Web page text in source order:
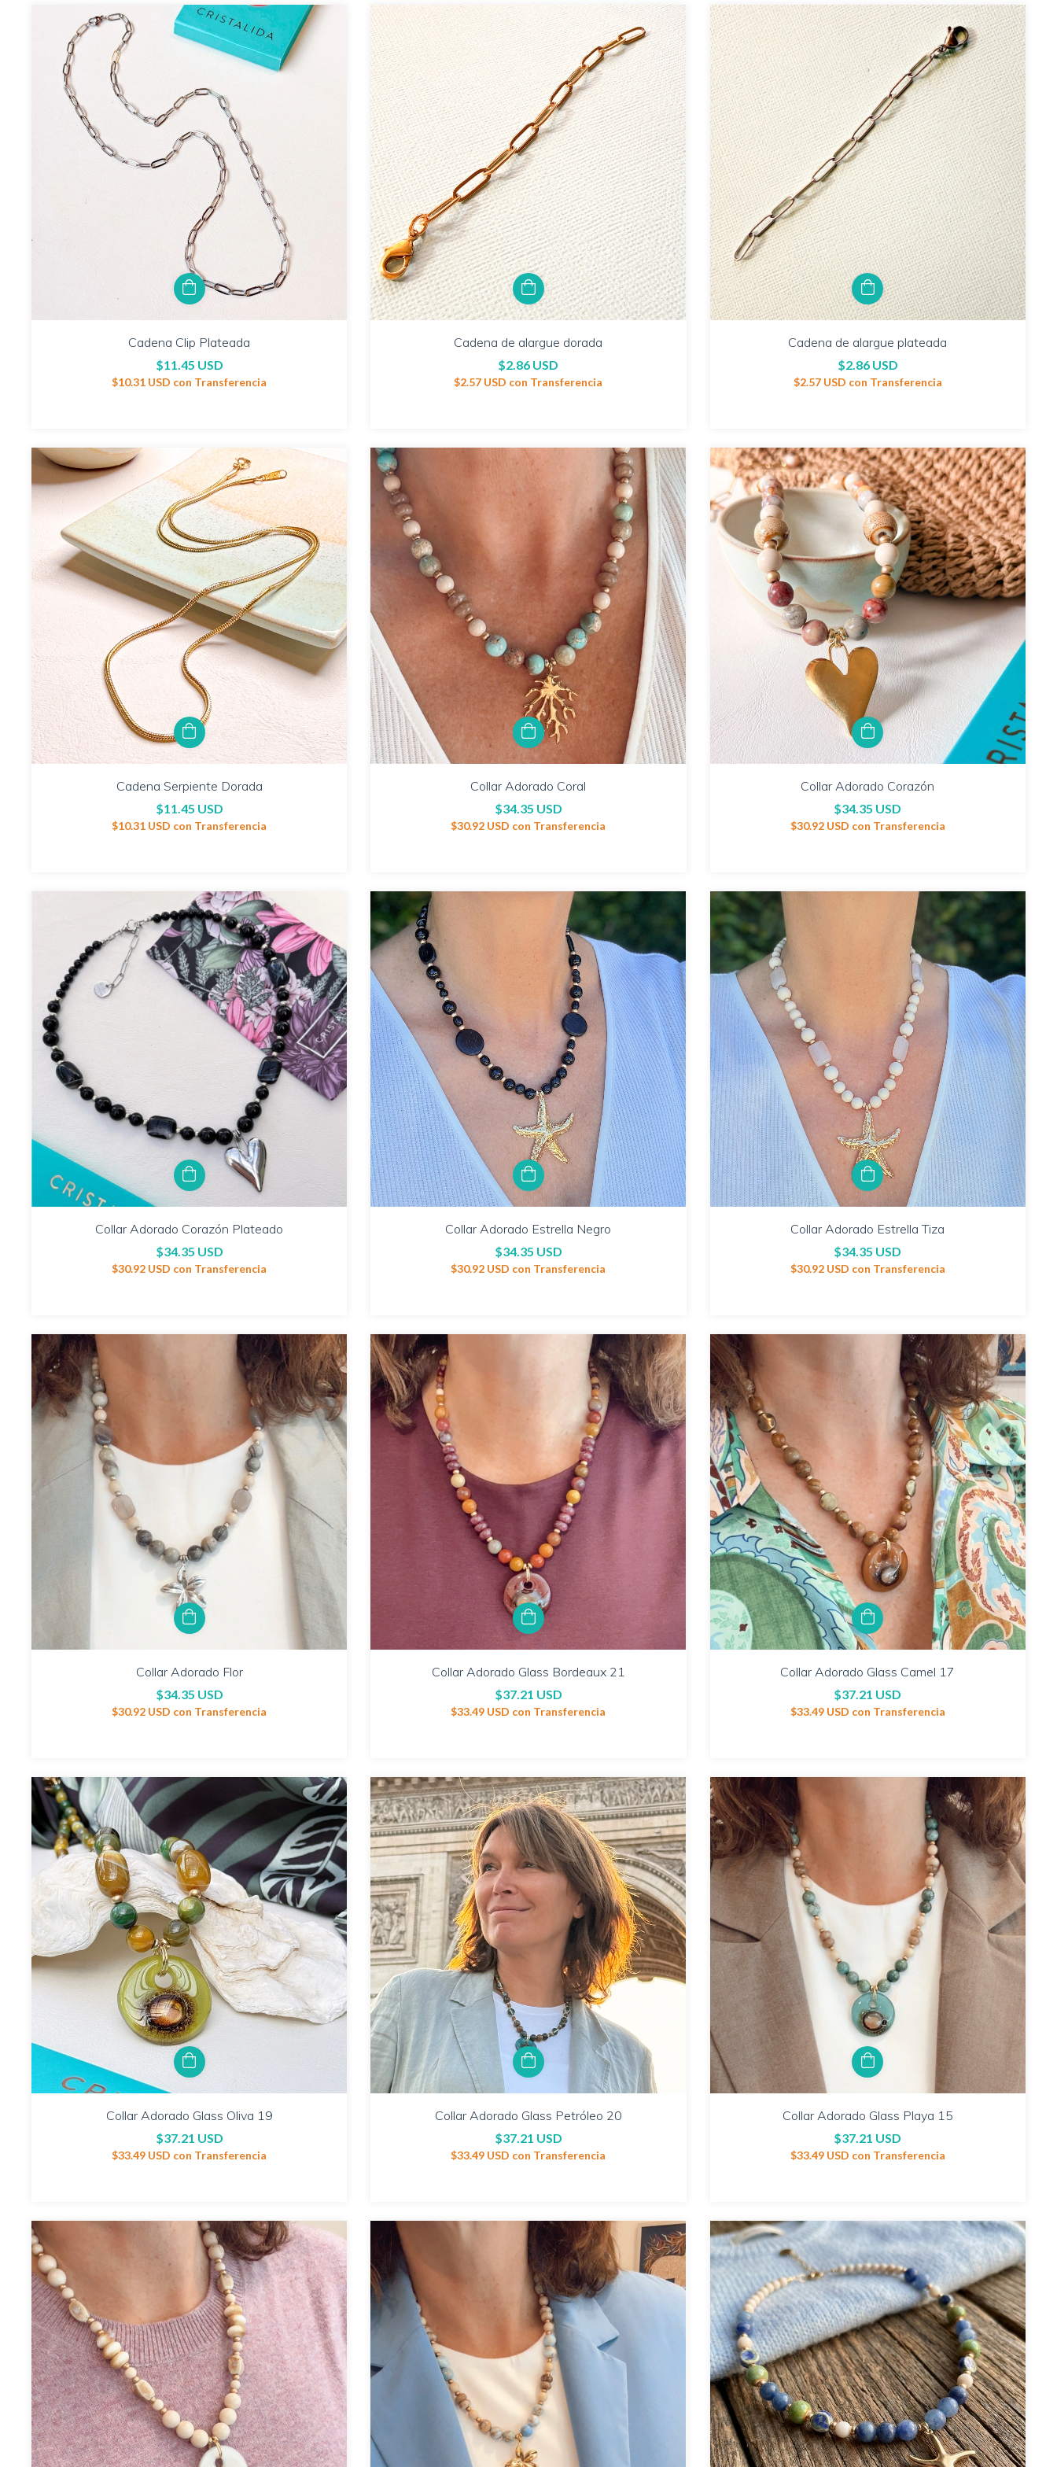
Cadena Clip Plateada
$11.45 USD
$10.31 USD con Transferencia
Cadena de alargue dorada
$2.86 USD
$2.57 USD con Transferencia
Cadena de alargue plateada
$2.86 USD
$2.57 USD con Transferencia
Cadena Serpiente Dorada
$11.45 USD
$10.31 USD con Transferencia
Collar Adorado Coral
$34.35 USD
$30.92 USD con Transferencia
Collar Adorado Corazón
$34.35 USD
$30.92 USD con Transferencia
Collar Adorado Corazón Plateado
$34.35 USD
$30.92 USD con Transferencia
Collar Adorado Estrella Negro
$34.35 USD
$30.92 USD con Transferencia
Collar Adorado Estrella Tiza
$34.35 USD
$30.92 USD con Transferencia
Collar Adorado Flor
$34.35 USD
$30.92 USD con Transferencia
Collar Adorado Glass Bordeaux 21
$37.21 USD
$33.49 USD con Transferencia
Collar Adorado Glass Camel 17
$37.21 USD
$33.49 USD con Transferencia
Collar Adorado Glass Oliva 19
$37.21 USD
$33.49 USD con Transferencia
Collar Adorado Glass Petróleo 20
$37.21 USD
$33.49 USD con Transferencia
Collar Adorado Glass Playa 15
$37.21 USD
$33.49 USD con Transferencia